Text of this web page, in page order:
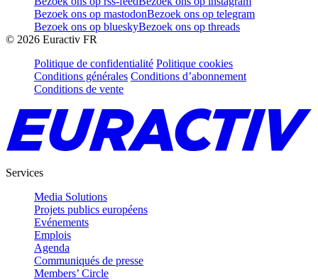
Bezoek ons op mastodonBezoek ons op telegram
Bezoek ons op blueskyBezoek ons op threads
© 2026 Euractiv FR
Politique de confidentialité Politique cookies
Conditions générales Conditions d’abonnement
Conditions de vente
Services
Media Solutions
Projets publics européens
Evénements
Emplois
Agenda
Communiqués de presse
Members’ Circle